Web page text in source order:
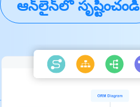
ఆన్‌లైన్‌లో సృష్టించండి